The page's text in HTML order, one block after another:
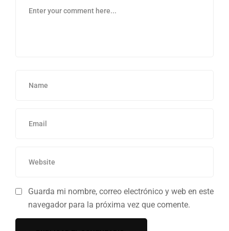
Guarda mi nombre, correo electrónico y web en este
navegador para la próxima vez que comente.